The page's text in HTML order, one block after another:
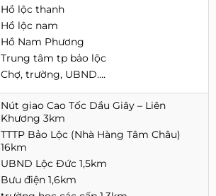
Hồ lộc thanh
Hồ lộc nam
Hồ Nam Phương
Trung tâm tp bảo lộc
Chợ, trường, UBND….
Nút giao Cao Tốc Dầu Giây – Liên
Khương 3km
TTTP Bảo Lộc (Nhà Hàng Tâm Châu)
16km
UBND Lộc Đức 1,5km
Bưu điện 1,6km